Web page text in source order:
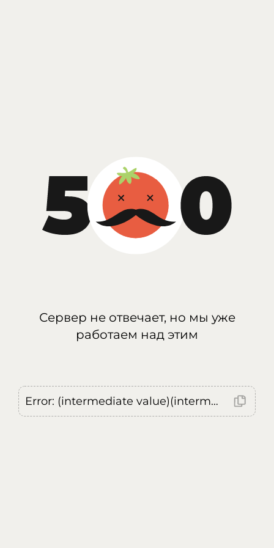
Сервер не отвечает, но мы уже
работаем над этим
Error: (intermediate value)(intermediate value)(intermediate value).replaceAll is not a function